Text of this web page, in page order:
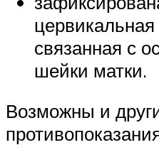
цервикальная
связанная с
шейки матки.
Возможны и